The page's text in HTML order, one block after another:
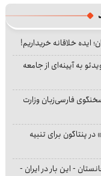
ایده خلاقانه خریداریم!
به آیینه‌ای از جامعه
فارسی‌زبان وزارت
پنتاگون برای تنبیه
- این بار در ایران -